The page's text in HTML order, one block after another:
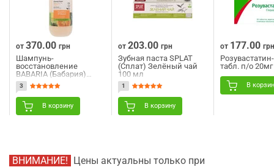
от 370.00 грн
Шампунь-
восстановление
BABARIA (Бабария)
питательный для сухих
волос 500 мл
3
В корзину
от 203.00 грн
Зубная паста SPLAT
(Сплат) Зелёный чай
100 мл
1
В корзину
от 177.00 грн
табл. п/о
В
ВНИМАНИЕ! Цены актуальны только при